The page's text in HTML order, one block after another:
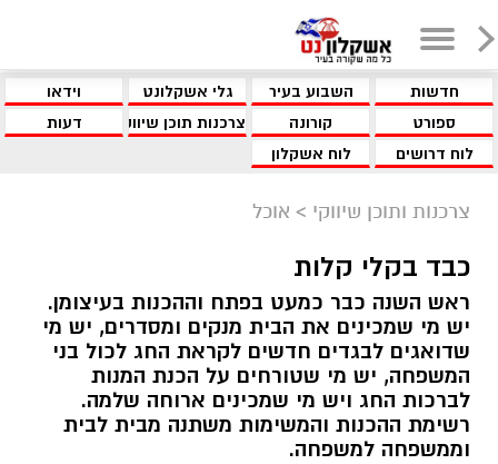
חדשות השבוע בעיר גלי אשקלונט
וידאו
ספורט
קורונה צרכנות תוכן שיווקי
דעות
לוח דרושים
לוח אשקלון
צרכנות ותוכן שיווקי > אוכל
כבד בקלי קלות
ראש השנה כבר כמעט בפתח וההכנות בעיצומן.
יש מי שמכינים את הבית מנקים ומסדרים, יש מי
שדואגים לבגדים חדשים לקראת החג לכול בני
המשפחה, יש מי שטורחים על הכנת המנות
לברכות החג ויש מי שמכינים ארוחה שלמה.
רשימת ההכנות והמשימות משתנה מבית לבית
וממשפחה למשפחה.